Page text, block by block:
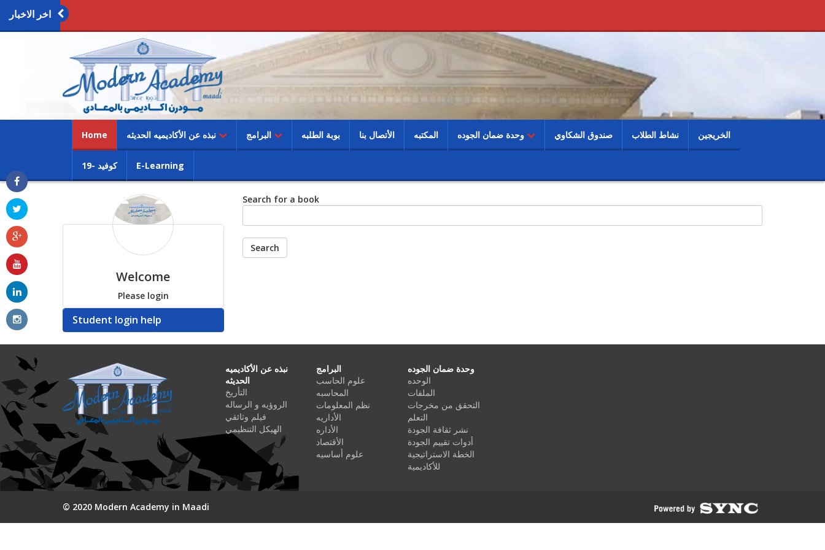
اخر الاخبار
Home (current) بوبة الطلبه الأتصال بنا المكتبه صندوق الشكاوي نشاط الطلاب الخريجين
كوفيد -19 E-Learning
Welcome
Please login
Student login help
Search for a book
Search
نبذه عن الأكاديميه
الحديثه
التأريخ
الروؤيه و الرساله
فيلم وثائقي
الهيكل التنظيمي
البرامج
علوم الحاسب
المحاسبه
نظم المعلومات
الأداريه
الأداره
الأقتصاد
علوم أساسيه
وحدة ضمان الجوده
الوحده
الملفات
التحقق من مخرجات
التعلم
نشر ثقافة الجودة
أدوات تقييم الجودة
الخطة الاستراتيجية
للأكاديمية
© 2020 Modern Academy in Maadi